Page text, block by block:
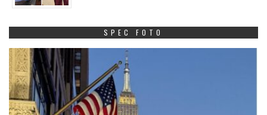
SPEC FOTO